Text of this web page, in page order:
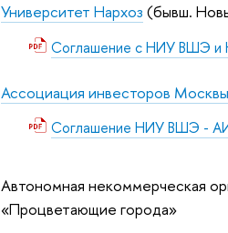
Университет Нархоз (бывш.
Соглашение с НИУ ВШЭ и
Ассоциация инвесторов Москвы
Соглашение НИУ ВШЭ -
Автономная некоммерческая
«Процветающие города»